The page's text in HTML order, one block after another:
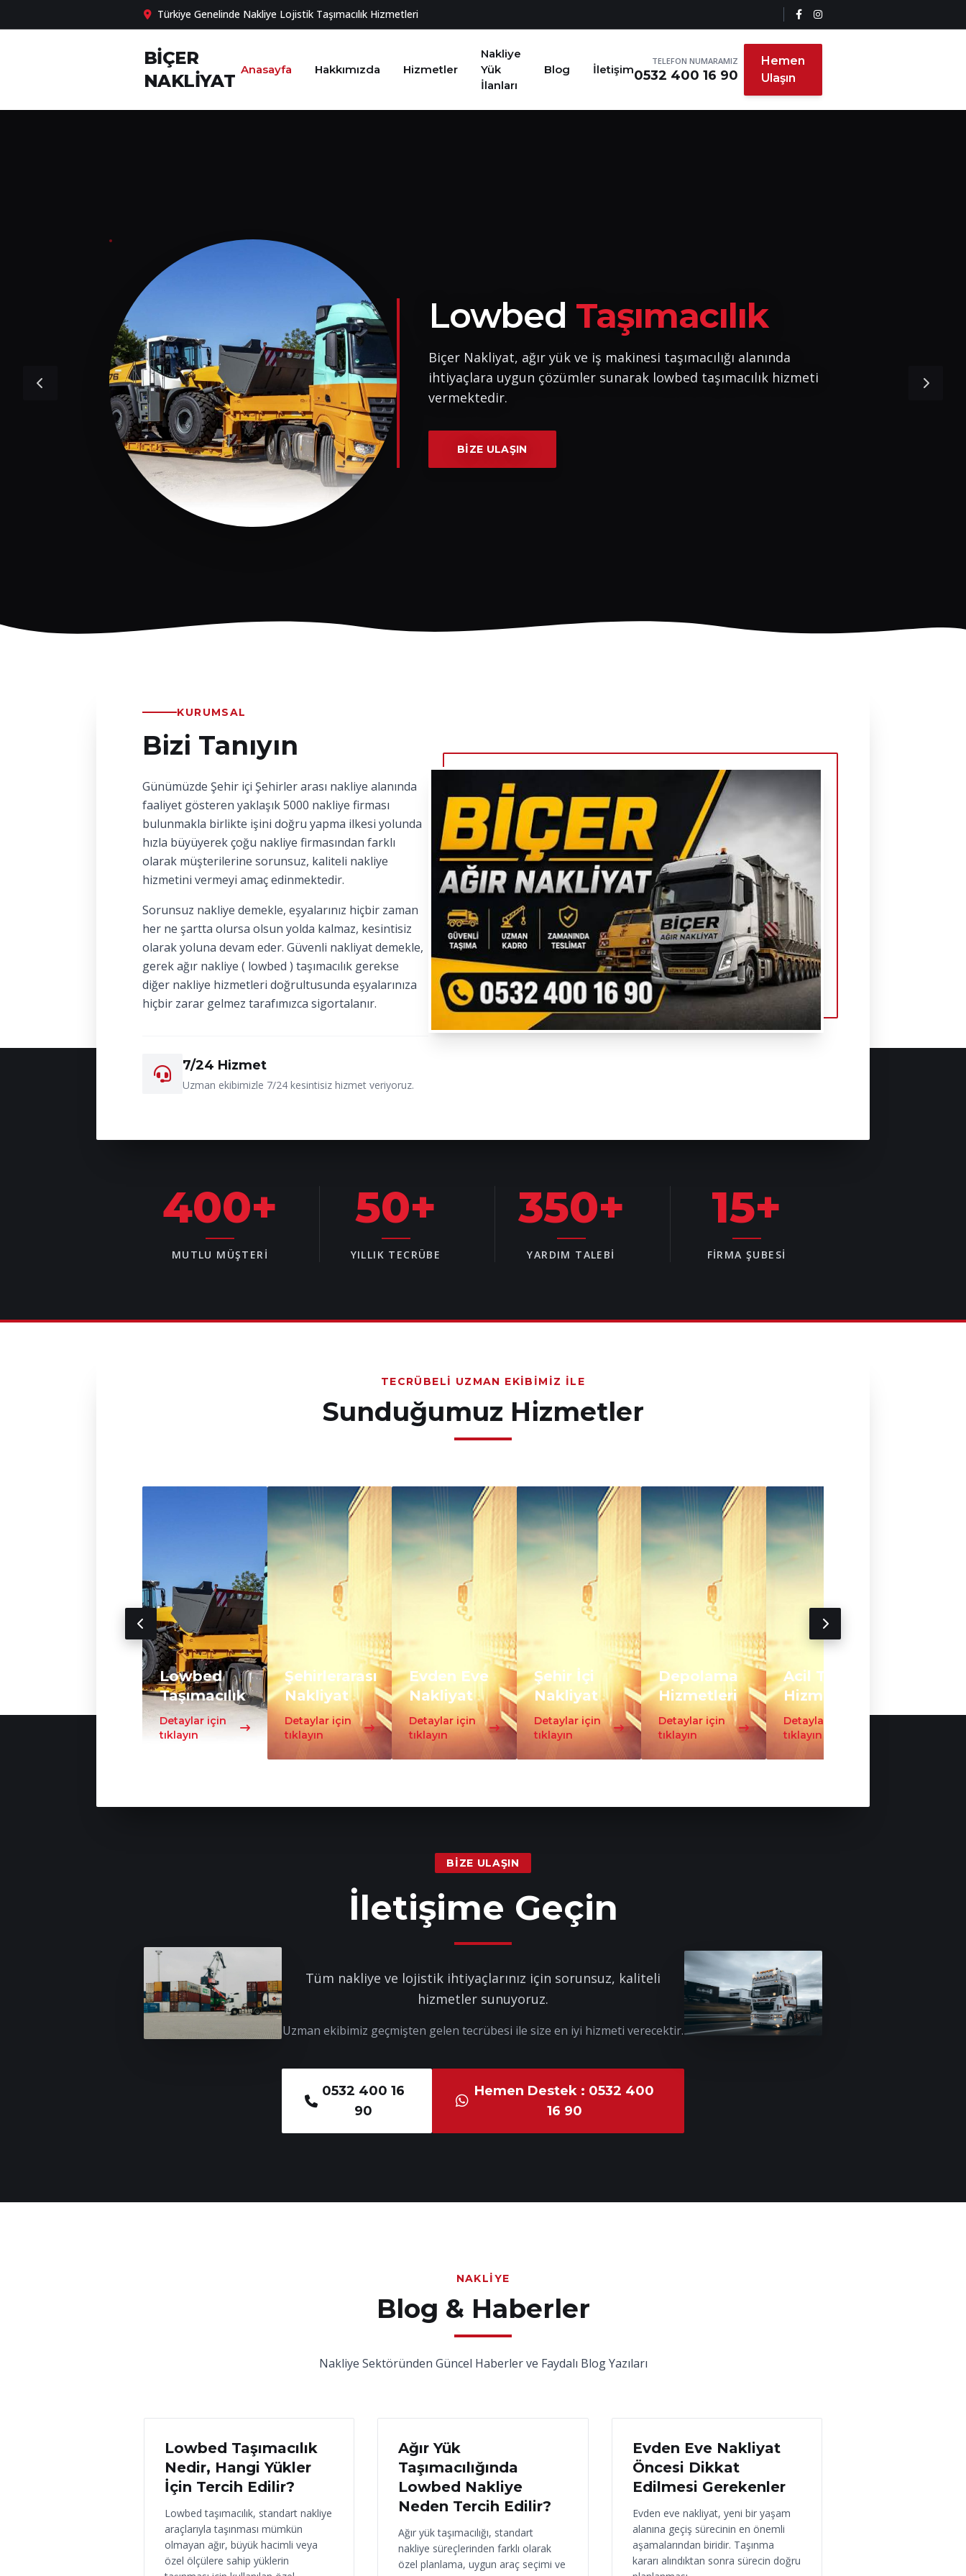
Türkiye Genelinde Nakliye Lojistik Taşımacılık Hizmetleri
BİÇER
NAKLİYAT
Anasayfa Hakkımızda Hizmetler
Nakliye
Yük
İlanları
Blog İletişim
TELEFON NUMARAMIZ
0532 400 16 90
Hemen
Ulaşın
Lowbed Taşımacılık
Biçer Nakliyat, ağır yük ve iş makinesi taşımacılığı alanında
ihtiyaçlara uygun çözümler sunarak lowbed taşımacılık hizmeti
vermektedir.
BIZE ULAŞIN
KURUMSAL
Bizi Tanıyın
Günümüzde Şehir içi Şehirler arası nakliye alanında
faaliyet gösteren yaklaşık 5000 nakliye firması
bulunmakla birlikte işini doğru yapma ilkesi yolunda
hızla büyüyerek çoğu nakliye firmasından farklı
olarak müşterilerine sorunsuz, kaliteli nakliye
hizmetini vermeyi amaç edinmektedir.
Sorunsuz nakliye demekle, eşyalarınız hiçbir zaman
her ne şartta olursa olsun yolda kalmaz, kesintisiz
olarak yoluna devam eder. Güvenli nakliyat demekle,
gerek ağır nakliye ( lowbed ) taşımacılık gerekse
diğer nakliye hizmetleri doğrultusunda eşyalarınıza
hiçbir zarar gelmez tarafımızca sigortalanır.
7/24 Hizmet
Uzman ekibimizle 7/24 kesintisiz hizmet veriyoruz.
400+
MUTLU MÜŞTERI
50+
YILLIK TECRÜBE
350+
YARDIM TALEBI
15+
FIRMA ŞUBESI
TECRÜBELI UZMAN EKIBIMIZ İLE
Sunduğumuz Hizmetler
Lowbed
Taşımacılık
Detaylar için
tıklayın
Şehirlerarası
Nakliyat
Detaylar için
tıklayın
Evden Eve
Nakliyat
Detaylar için
tıklayın
Şehir İçi
Nakliyat
Detaylar için
tıklayın
Depolama
Hizmetleri
Detaylar için
tıklayın
Acil Taşıma
Hizmeti
Detaylar için
tıklayın
BIZE ULAŞIN
İletişime Geçin
Tüm nakliye ve lojistik ihtiyaçlarınız için sorunsuz, kaliteli
hizmetler sunuyoruz.
Uzman ekibimiz geçmişten gelen tecrübesi ile size en iyi hizmeti verecektir.
0532 400 16
90
Hemen Destek : 0532 400
16 90
NAKLIYE
Blog & Haberler
Nakliye Sektöründen Güncel Haberler ve Faydalı Blog Yazıları
18 Haziran 2026
Lowbed Taşımacılık
Nedir, Hangi Yükler
İçin Tercih Edilir?
Lowbed taşımacılık, standart nakliye
araçlarıyla taşınması mümkün
olmayan ağır, büyük hacimli veya
özel ölçülere sahip yüklerin
17 Haziran 2026
Ağır Yük
Taşımacılığında
Lowbed Nakliye
Neden Tercih Edilir?
Ağır yük taşımacılığı, standart
nakliye süreçlerinden farklı olarak
özel planlama, uygun araç seçimi ve
16 Haziran 2026
Evden Eve Nakliyat
Öncesi Dikkat
Edilmesi Gerekenler
Evden eve nakliyat, yeni bir yaşam
alanına geçiş sürecinin en önemli
aşamalarından biridir. Taşınma
kararı alındıktan sonra sürecin doğru